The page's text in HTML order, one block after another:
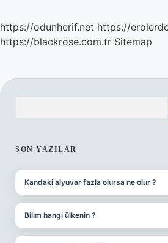
https://odunherif.net https://
https://blackrose.com.tr Sitemap
SON YAZILAR
Kandaki alyuvar fazla olursa ne olur ?
Bilim hangi ülkenin ?